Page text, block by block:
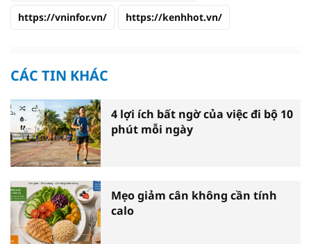
https://vninfor.vn/ https://kenhhot.vn/
CÁC TIN KHÁC
4 lợi ích bất ngờ của việc đi bộ 10
phút mỗi ngày
Mẹo giảm cân không cần tính
calo